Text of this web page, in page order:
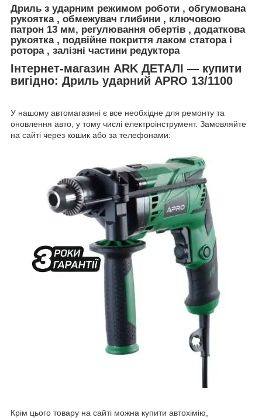
Дриль з ударним режимом роботи , обгумована
рукоятка , обмежувач глибини , ключовою
патрон 13 мм, регулювання обертів , додаткова
рукоятка , подвійне покриття лаком статора і
ротора , залізні частини редуктора
Інтернет-магазин ARK ДЕТАЛІ — купити
вигідно: Дриль ударний APRO 13/1100
У нашому автомагазині є все необхідне для ремонту та
оновлення авто, у тому числі електроінструмент. Замовляйте
на сайті через кошик або за телефонами:
Крім цього товару на сайті можна купити автохімію,